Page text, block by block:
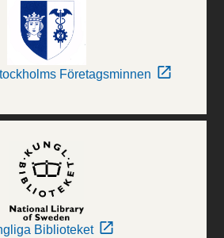
Företagsminnen
Biblioteket